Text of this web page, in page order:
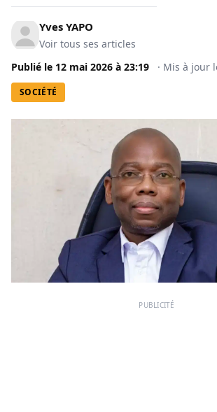
Yves YAPO
Voir tous ses articles
Publié le 12 mai 2026 à 23:19 · Mis à jour
SOCIÉTÉ
PUBLICITÉ